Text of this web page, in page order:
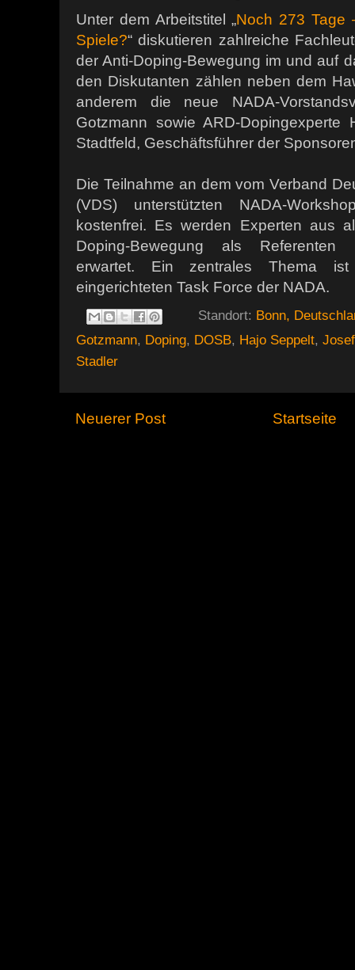
Unter dem Arbeitstitel „Noch 273 Tage
Spiele?“ diskutieren zahlreiche
der Anti-Doping-Bewegung im und auf
den Diskutanten zählen neben dem
anderem die neue NADA-
Gotzmann sowie ARD-
Stadtfeld, Geschäftsführer der
Die Teilnahme an dem vom Verband
(VDS) unterstützten NADA-
kostenfrei. Es werden Experten aus
Doping-Bewegung als Referenten
erwartet. Ein zentrales Thema
eingerichteten Task Force der NADA.
Standort: Bonn,
Gotzmann, Doping, DOSB, Hajo Seppelt,
Stadler
Neuerer Post Startseite